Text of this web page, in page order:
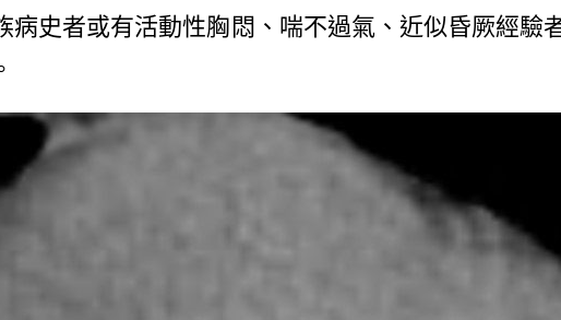
史者或有活動性胸悶、喘不過氣、近似昏厥經驗